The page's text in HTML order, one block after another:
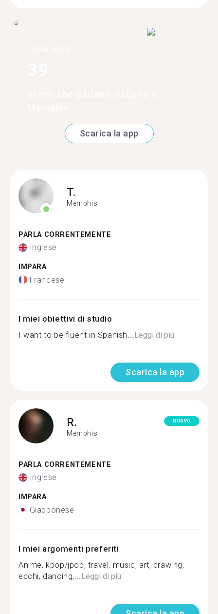
Scarica la app
T.
Memphis
PARLA CORRENTEMENTE
Inglese
IMPARA
Francese
I miei obiettivi di studio
I want to be fluent in Spanish... Leggi di più
Scarica la app
R.
Memphis
NUOVO
PARLA CORRENTEMENTE
Inglese
IMPARA
Giapponese
I miei argomenti preferiti
Anime, kpop/jpop, travel, music, art, drawing,
ecchi, dancing,... Leggi di più